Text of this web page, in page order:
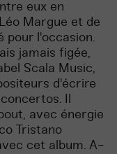
eux en
LéoMargue et de
́ pour l'occasion.
jamais figée,
Scala Music,
d'écrire
concertos. Il
, avec énergie
Tristano
cet album. A-